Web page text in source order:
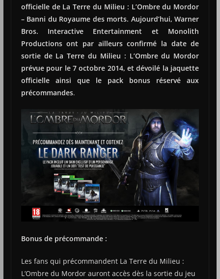
officielle de La Terre du Milieu : L’Ombre du Mordor
– Banni du Royaume des morts. Aujourd’hui, Warner
Bros. Interactive Entertainment et Monolith
Productions ont par ailleurs confirmé la date de
sortie de La Terre du Milieu : L’Ombre du Mordor
prévue pour le 7 octobre 2014, et dévoilé la jaquette
officielle ainsi que le pack bonus réservé aux
précommandes.
Bonus de précommande :
Les fans qui précommandent La Terre du Milieu :
L’Ombre du Mordor auront accès dès la sortie du jeu